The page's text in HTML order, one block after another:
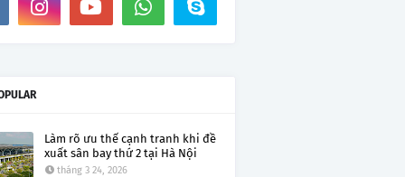
Làm rõ ưu thế cạnh tranh khi đề
xuất sân bay thứ 2 tại Hà Nội
tháng 3 24, 2026